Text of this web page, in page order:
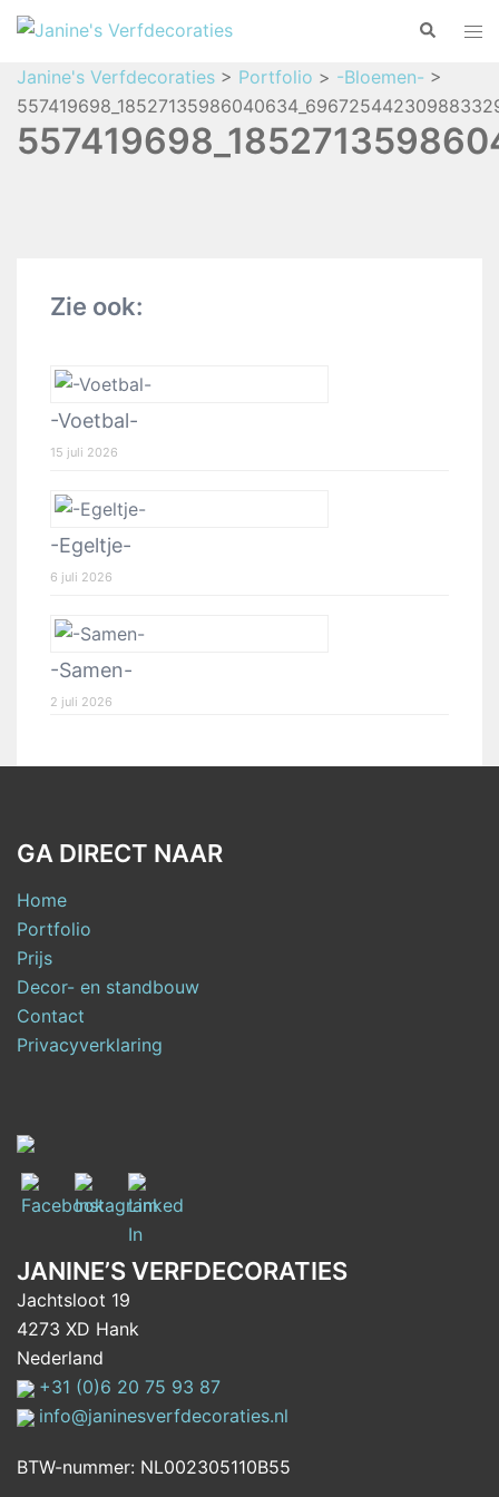
Janine's Verfdecoraties > Portfolio > -Bloemen- >
Zie ook:
-Voetbal-
15 juli 2026
-Egeltje-
6 juli 2026
-Samen-
2 juli 2026
GA DIRECT NAAR
Home
Portfolio
Prijs
Decor- en standbouw
Contact
Privacyverklaring
JANINE’S VERFDECORATIES
Jachtsloot 19
4273 XD Hank
Nederland
+31 (0)6 20 75 93 87
info@janinesverfdecoraties.nl
BTW-nummer: NL002305110B55